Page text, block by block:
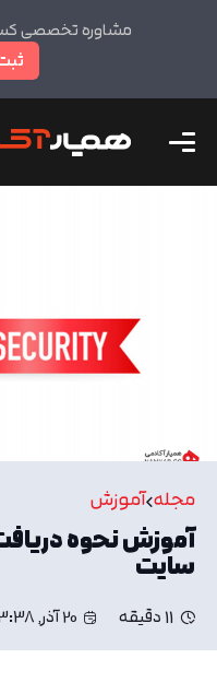
مشاوره تخصصی
مجله آموزش
سایت
11 دقیقه 20 آذر, 23:38